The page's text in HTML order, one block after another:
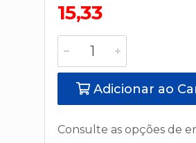
15,33
Adicionar ao
Consulte as opções de